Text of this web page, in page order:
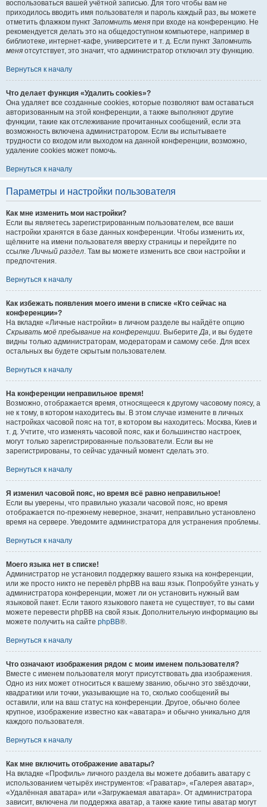
воспользоваться вашей учётной записью. Для того чтобы вам не
приходилось вводить имя пользователя и пароль каждый раз, вы можете
отметить флажком пункт Запомнить меня при входе на конференцию. Не
рекомендуется делать это на общедоступном компьютере, например в
библиотеке, интернет-кафе, университете и т. д. Если пункт Запомнить
меня отсутствует, это значит, что администратор отключил эту функцию.
Вернуться к началу
Что делает функция «Удалить cookies»?
Она удаляет все созданные cookies, которые позволяют вам оставаться
авторизованным на этой конференции, а также выполняют другие
функции, такие как отслеживание прочитанных сообщений, если эта
возможность включена администратором. Если вы испытываете
трудности со входом или выходом на данной конференции, возможно,
удаление cookies может помочь.
Вернуться к началу
Параметры и настройки пользователя
Как мне изменить мои настройки?
Если вы являетесь зарегистрированным пользователем, все ваши
настройки хранятся в базе данных конференции. Чтобы изменить их,
щёлкните на имени пользователя вверху страницы и перейдите по
ссылкеЛичный раздел. Там вы можете изменить все свои настройки и
предпочтения.
Вернуться к началу
Как избежать появления моего имени в списке «Кто сейчас на
конференции»?
На вкладке «Личные настройки» в личном разделе вы найдёте опцию
Скрывать моё пребывание на конференции. ВыберитеДа, и вы будете
видны только администраторам, модераторам и самому себе. Для всех
остальных вы будете скрытым пользователем.
Вернуться к началу
На конференции неправильное время!
Возможно, отображается время, относящееся к другому часовому поясу, а
не к тому, в котором находитесь вы. В этом случае измените в личных
настройках часовой пояс на тот, в котором вы находитесь: Москва, Киев и
т. д. Учтите, что изменять часовой пояс, как и большинство настроек,
могут только зарегистрированные пользователи. Если вы не
зарегистрированы, то сейчас удачный момент сделать это.
Вернуться к началу
Я изменил часовой пояс, но время всё равно неправильное!
Если вы уверены, что правильно указали часовой пояс, но время
отображается по-прежнему неверное, значит, неправильно установлено
время на сервере. Уведомите администратора для устранения проблемы.
Вернуться к началу
Моего языка нет в списке!
Администратор не установил поддержку вашего языка на конференции,
или же просто никто не перевёл phpBB на ваш язык. Попробуйте узнать у
администратора конференции, может ли он установить нужный вам
языковой пакет. Если такого языкового пакета не существует, то вы сами
можете перевести phpBB на свой язык. Дополнительную информацию вы
можете получить на сайте phpBB®.
Вернуться к началу
Что означают изображения рядом с моим именем пользователя?
Вместе с именем пользователя могут присутствовать два изображения.
Одно из них может относиться к вашему званию, обычно это звёздочки,
квадратики или точки, указывающие на то, сколько сообщений вы
оставили, или на ваш статус на конференции. Другое, обычно более
крупное, изображение известно как «аватара» и обычно уникально для
каждого пользователя.
Вернуться к началу
Как мне включить отображение аватары?
На вкладке «Профиль» личного раздела вы можете добавить аватару с
использованием четырёх инструментов: «Граватар», «Галерея аватар»,
«Удалённая аватара» или «Загружаемая аватара». От администратора
зависит, включена ли поддержка аватар, а также какие типы аватар могут